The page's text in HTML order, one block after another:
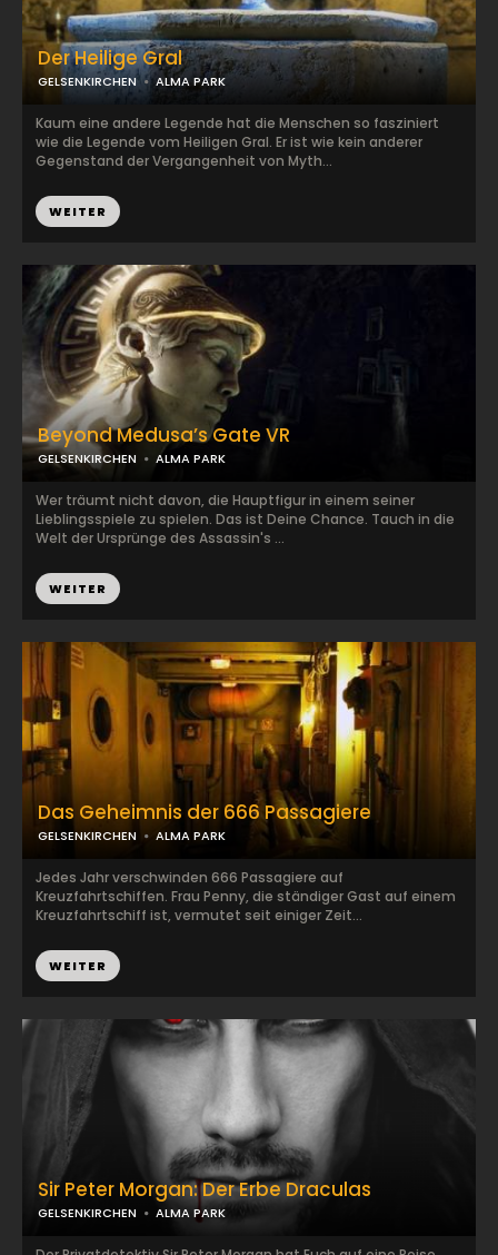
Der Heilige Gral
GELSENKIRCHEN ALMA PARK
Kaum eine andere Legende hat die Menschen so fasziniert
wie die Legende vom Heiligen Gral. Er ist wie kein anderer
Gegenstand der Vergangenheit von Myth...
WEITER
Das Geheimnis der 666 Passagiere
GELSENKIRCHEN ALMA PARK
Jedes Jahr verschwinden 666 Passagiere auf
Kreuzfahrtschiffen. Frau Penny, die ständiger Gast auf einem
Kreuzfahrtschiff ist, vermutet seit einiger Zeit...
WEITER
Beyond Medusa’s Gate VR
GELSENKIRCHEN ALMA PARK
Wer träumt nicht davon, die Hauptfigur in einem seiner
Lieblingsspiele zu spielen. Das ist Deine Chance. Tauch in die
Welt der Ursprünge des Assassin's ...
WEITER
Sir Peter Morgan: Der Erbe Draculas
GELSENKIRCHEN ALMA PARK